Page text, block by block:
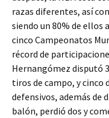
razas diferentes, así
siendo un 80% de ellos
cinco Campeonatos
récord de
Hernangómez disputó
tiros de campo, y cinco
defensivos, además de
balón, perdió dos y